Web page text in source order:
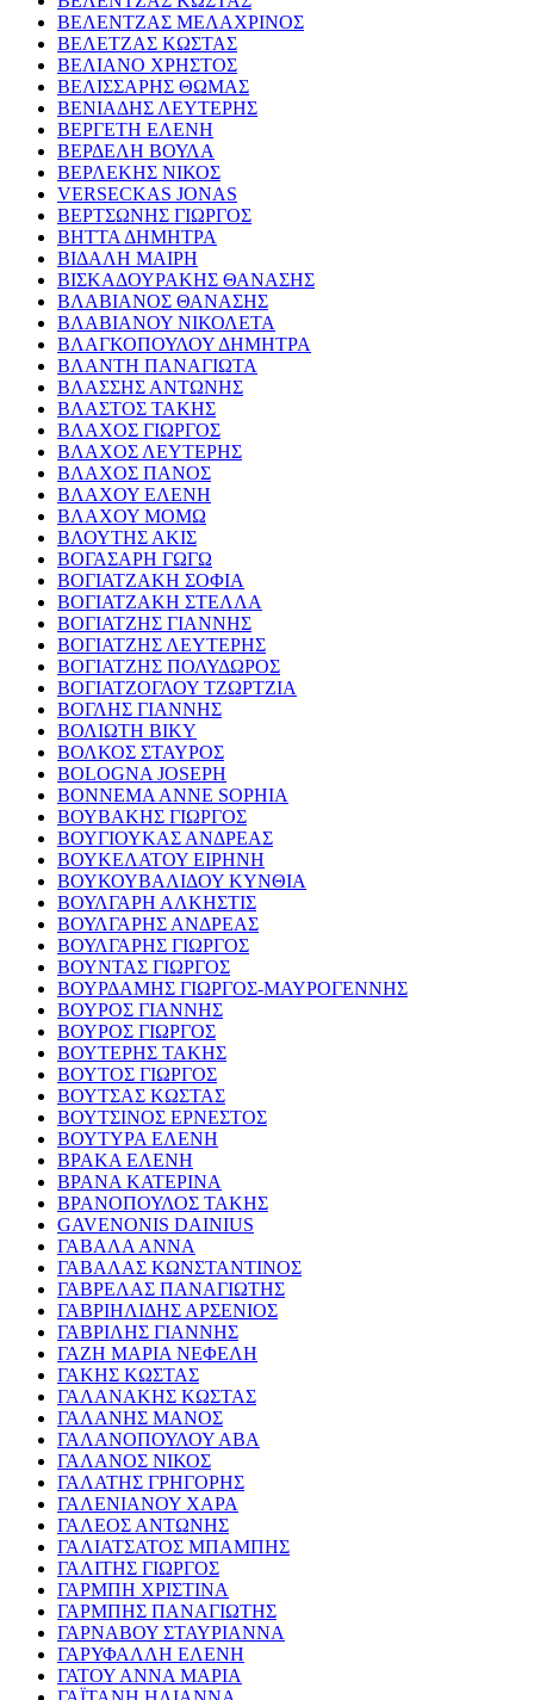
ΒΕΛΕΝΤΖΑΣ ΜΕΛΑΧΡΙΝΟΣ
ΒΕΛΕΤΖΑΣ ΚΩΣΤΑΣ
ΒΕΛΙΑΝΟ ΧΡΗΣΤΟΣ
ΒΕΛΙΣΣΑΡΗΣ ΘΩΜΑΣ
ΒΕΝΙΑΔΗΣ ΛΕΥΤΕΡΗΣ
ΒΕΡΓΕΤΗ ΕΛΕΝΗ
ΒΕΡΔΕΛΗ ΒΟΥΛΑ
ΒΕΡΛΕΚΗΣ ΝΙΚΟΣ
VERSECKAS JONAS
ΒΕΡΤΣΩΝΗΣ ΓΙΩΡΓΟΣ
ΒΗΤΤΑ ΔΗΜΗΤΡΑ
ΒΙΔΑΛΗ ΜΑΙΡΗ
ΒΙΣΚΑΔΟΥΡΑΚΗΣ ΘΑΝΑΣΗΣ
ΒΛΑΒΙΑΝΟΣ ΘΑΝΑΣΗΣ
ΒΛΑΒΙΑΝΟΥ ΝΙΚΟΛΕΤΑ
ΒΛΑΓΚΟΠΟΥΛΟΥ ΔΗΜΗΤΡΑ
ΒΛΑΝΤΗ ΠΑΝΑΓΙΩΤΑ
ΒΛΑΣΣΗΣ ΑΝΤΩΝΗΣ
ΒΛΑΣΤΟΣ ΤΑΚΗΣ
ΒΛΑΧΟΣ ΓΙΩΡΓΟΣ
ΒΛΑΧΟΣ ΛΕΥΤΕΡΗΣ
ΒΛΑΧΟΣ ΠΑΝΟΣ
ΒΛΑΧΟΥ ΕΛΕΝΗ
ΒΛΑΧΟΥ ΜΟΜΩ
ΒΛΟΥΤΗΣ ΑΚΙΣ
ΒΟΓΑΣΑΡΗ ΓΩΓΩ
ΒΟΓΙΑΤΖΑΚΗ ΣΟΦΙΑ
ΒΟΓΙΑΤΖΑΚΗ ΣΤΕΛΛΑ
ΒΟΓΙΑΤΖΗΣ ΓΙΑΝΝΗΣ
ΒΟΓΙΑΤΖΗΣ ΛΕΥΤΕΡΗΣ
ΒΟΓΙΑΤΖΗΣ ΠΟΛΥΔΩΡΟΣ
ΒΟΓΙΑΤΖΟΓΛΟΥ ΤΖΩΡΤΖΙΑ
ΒΟΓΛΗΣ ΓΙΑΝΝΗΣ
ΒΟΛΙΩΤΗ ΒΙΚΥ
ΒΟΛΚΟΣ ΣΤΑΥΡΟΣ
BOLOGNA JOSEPH
BONNEMA ANNE SOPHIA
ΒΟΥΒΑΚΗΣ ΓΙΩΡΓΟΣ
ΒΟΥΓΙΟΥΚΑΣ ΑΝΔΡΕΑΣ
ΒΟΥΚΕΛΑΤΟΥ ΕΙΡΗΝΗ
ΒΟΥΚΟΥΒΑΛΙΔΟΥ ΚΥΝΘΙΑ
ΒΟΥΛΓΑΡΗ ΑΛΚΗΣΤΙΣ
ΒΟΥΛΓΑΡΗΣ ΑΝΔΡΕΑΣ
ΒΟΥΛΓΑΡΗΣ ΓΙΩΡΓΟΣ
ΒΟΥΝΤΑΣ ΓΙΩΡΓΟΣ
ΒΟΥΡΔΑΜΗΣ ΓΙΩΡΓΟΣ-ΜΑΥΡΟΓΕΝΝΗΣ
ΒΟΥΡΟΣ ΓΙΑΝΝΗΣ
ΒΟΥΡΟΣ ΓΙΩΡΓΟΣ
ΒΟΥΤΕΡΗΣ ΤΑΚΗΣ
ΒΟΥΤΟΣ ΓΙΩΡΓΟΣ
ΒΟΥΤΣΑΣ ΚΩΣΤΑΣ
ΒΟΥΤΣΙΝΟΣ ΕΡΝΕΣΤΟΣ
ΒΟΥΤΥΡΑ ΕΛΕΝΗ
ΒΡΑΚΑ ΕΛΕΝΗ
ΒΡΑΝΑ ΚΑΤΕΡΙΝΑ
ΒΡΑΝΟΠΟΥΛΟΣ ΤΑΚΗΣ
GAVENONIS DAINIUS
ΓΑΒΑΛΑ ΑΝΝΑ
ΓΑΒΑΛΑΣ ΚΩΝΣΤΑΝΤΙΝΟΣ
ΓΑΒΡΕΛΑΣ ΠΑΝΑΓΙΩΤΗΣ
ΓΑΒΡΙΗΛΙΔΗΣ ΑΡΣΕΝΙΟΣ
ΓΑΒΡΙΛΗΣ ΓΙΑΝΝΗΣ
ΓΑΖΗ ΜΑΡΙΑ ΝΕΦΕΛΗ
ΓΑΚΗΣ ΚΩΣΤΑΣ
ΓΑΛΑΝΑΚΗΣ ΚΩΣΤΑΣ
ΓΑΛΑΝΗΣ ΜΑΝΟΣ
ΓΑΛΑΝΟΠΟΥΛΟΥ ΑΒΑ
ΓΑΛΑΝΟΣ ΝΙΚΟΣ
ΓΑΛΑΤΗΣ ΓΡΗΓΟΡΗΣ
ΓΑΛΕΝΙΑΝΟΥ ΧΑΡΑ
ΓΑΛΕΟΣ ΑΝΤΩΝΗΣ
ΓΑΛΙΑΤΣΑΤΟΣ ΜΠΑΜΠΗΣ
ΓΑΛΙΤΗΣ ΓΙΩΡΓΟΣ
ΓΑΡΜΠΗ ΧΡΙΣΤΙΝΑ
ΓΑΡΜΠΗΣ ΠΑΝΑΓΙΩΤΗΣ
ΓΑΡΝΑΒΟΥ ΣΤΑΥΡΙΑΝΝΑ
ΓΑΡΥΦΑΛΛΗ ΕΛΕΝΗ
ΓΑΤΟΥ ΑΝΝΑ ΜΑΡΙΑ